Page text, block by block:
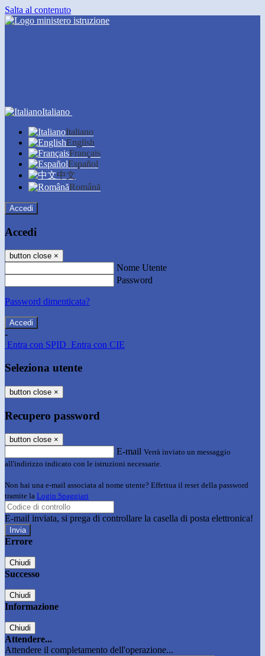
Salta al contenuto
Italiano
Italiano
English
Français
Español
中文
Română
Accedi
Accedi
button close ×
Nome Utente
Password
Password dimenticata?
-
Entra con SPID Entra con CIE
Seleziona utente
button close ×
Recupero password
button close ×
E-mail Verrà inviato un messaggio
all'indirizzo indicato con le istruzioni necessarie.
Non hai una e-mail associata al nome utente? Effettua il reset della password
tramite la Login Spaggiari
E-mail inviata, si prega di controllare la casella di posta elettronica!
Errore
Chiudi
Successo
Chiudi
Informazione
Chiudi
Attendere...
Attendere il completamento dell'operazione...